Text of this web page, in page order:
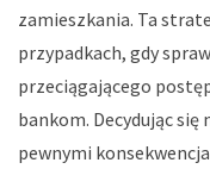
zamieszkania. Ta
przypadkach, gdy
przeciągającego
bankom. Decydując
pewnymi